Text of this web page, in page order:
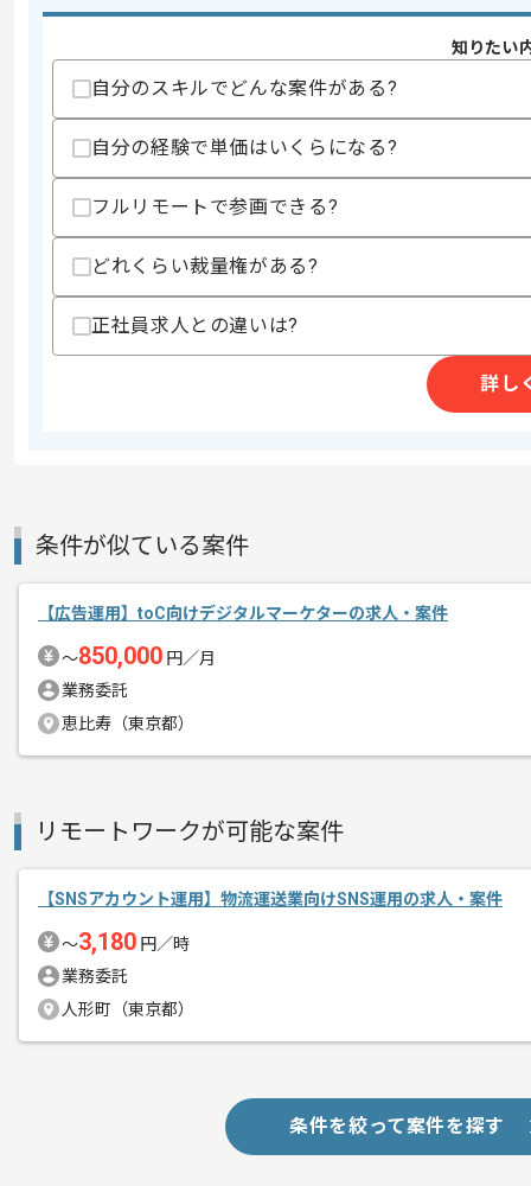
スキルに不安がある方へ
上記に似た経験やスキルをお持ちであれば
精算条件
有
精算基準時間
140時間〜180時間
支払いサイト
その他募集要項
商談回数
2022/01/01
メント
知りたい
自分のスキルでどんな案件がある?
自分の経験で単価はいくらになる?
フルリモートで参画できる?
どれくらい裁量権がある?
正社員求人との違いは?
詳し
条件が似ている案件
【広告運用】toC向けデジタルマーケターの求人・案件
〜850,000 円／月
業務委託
恵比寿（東京都）
リモートワークが可能な案件
【SNSアカウント運用】物流運送業向けSNS運用の求人・案件
〜3,180 円／時
業務委託
人形町（東京都）
条件を絞って案件を探す